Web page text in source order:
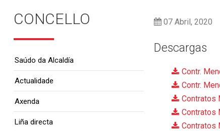
07 Abril, 2020
Descargas
Contr.
Contr.
Contratos
Contratos
Contratos
CONCELLO
Saúdo da Alcaldía
Actualidade
Axenda
Liña directa